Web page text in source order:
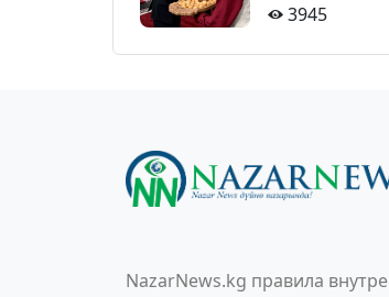
3945
NazarNews.kg правила